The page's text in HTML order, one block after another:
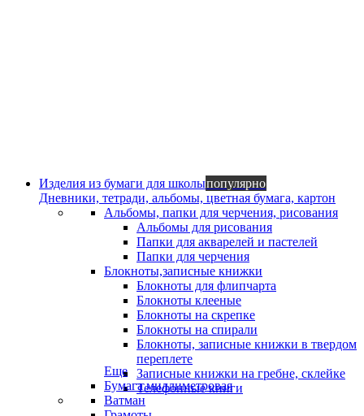
Изделия из бумаги для школыпопулярно
Дневники, тетради, альбомы, цветная бумага, картон
Альбомы, папки для черчения, рисования
Альбомы для рисования
Папки для акварелей и пастелей
Папки для черчения
Блокноты,записные книжки
Блокноты для флипчарта
Блокноты клееные
Блокноты на скрепке
Блокноты на спирали
Блокноты, записные книжки в твердом
переплете
Записные книжки на гребне, склейке
Телефонные книги
Еще
Бумага миллиметровая
Ватман